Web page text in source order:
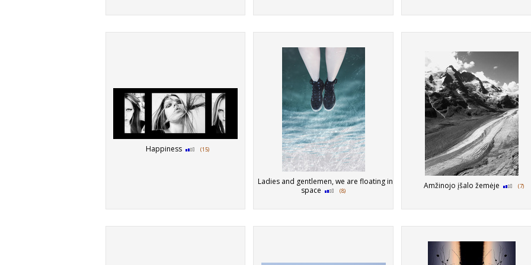
Happiness (15)
Ladies and gentlemen, we are floating in
space
(8)
Amžinojo įšalo žemėje (7)